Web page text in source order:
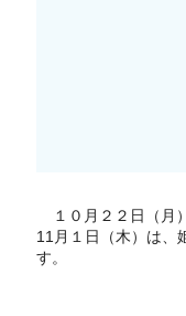
１０月２２日（月
11月１日（木）は、
す。